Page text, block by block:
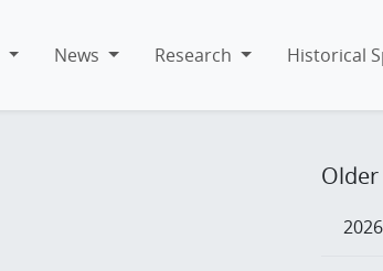
News Research Historical
2026